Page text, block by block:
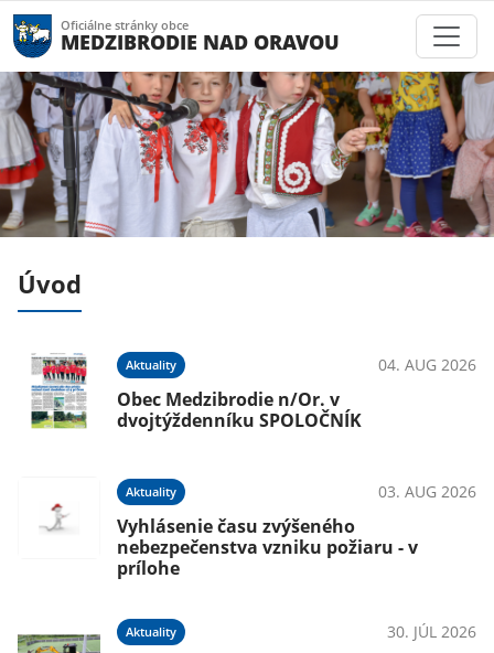
Oficiálne stránky obce
MEDZIBRODIE NAD ORAVOU
Úvod
Aktuality 04. AUG 2026
Obec Medzibrodie n/Or. v
dvojtýždenníku SPOLOČNÍK
Aktuality 03. AUG 2026
Vyhlásenie času zvýšeného
nebezpečenstva vzniku požiaru - v
prílohe
Aktuality 30. JÚL 2026